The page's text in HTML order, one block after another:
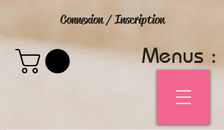
Connexion / Inscription
Menus :